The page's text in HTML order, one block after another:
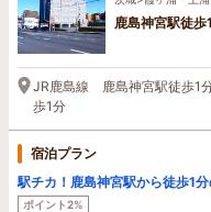
鹿島神宮駅徒
JR鹿島線 鹿島神宮駅徒歩1
歩1分
宿泊プラン
駅チカ！鹿島神宮駅から徒歩1
ポイント2%